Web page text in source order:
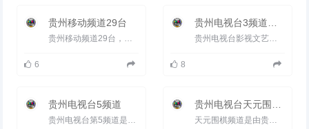
贵州移动频道29台
6
贵州电视台影视文艺频道&mdash;&mdash;贵州女性喜好度最高的频道，是贵州省开播最早的王牌电视剧频道，同时也是...
8
贵州电视台5频道
天元围棋频道是由贵州电视台创办，经国家广电总局批准，于2004年5月1日正式开播的全国首家以围棋为专业的数字付...